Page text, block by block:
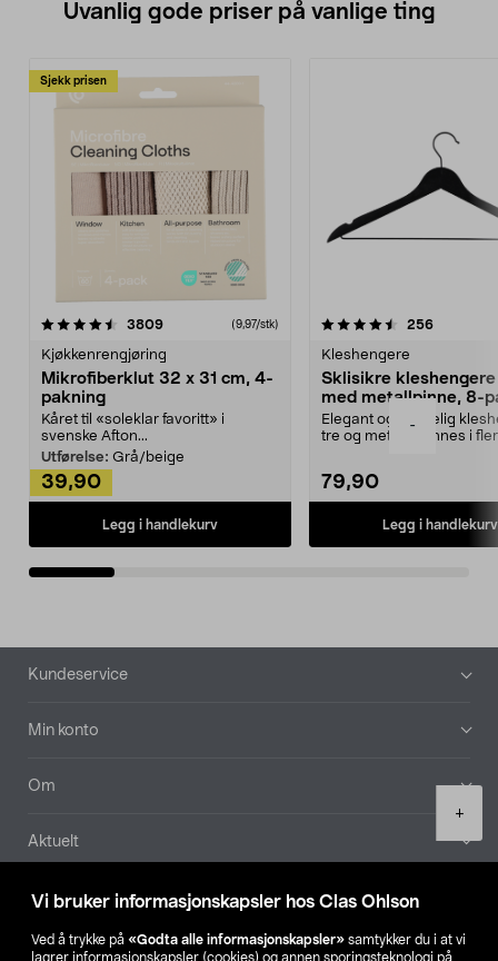
Vi bruker informasjonskapsler hos Clas Ohlson
Ved å trykke på «Godta alle informasjonskapsler» samtykker du i at vi
lagrer informasjonskapsler (cookies) og annen sporingsteknologi på
-
+
Uvanlig gode priser på vanlige ting
Sjekk prisen
3809anmeldelser(9,97/stk)
Kjøkkenrengjøring
Mikrofiberklut 32 x 31 cm, 4-
pakning
Kåret til «soleklar favoritt» i
svenske Afton...
Utførelse: Grå/beige
39,90
Legg i handlekurv
4.5av 5 stjerner 256
Kleshengere
Sklisikre
med metallpinne, 8-
Elegant og skikkelig
tre og metall – finnes i
79,90
Legg i handlekurv
4.5av 5 stjerner
Bunntekst
Kundeservice
Min konto
Om
Aktuelt
Våre selskaper
Finn din butikk